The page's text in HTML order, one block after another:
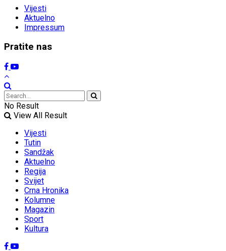
Vijesti
Aktuelno
Impressum
Pratite nas
No Result
View All Result
Vijesti
Tutin
Sandžak
Aktuelno
Regija
Svijet
Crna Hronika
Kolumne
Magazin
Sport
Kultura